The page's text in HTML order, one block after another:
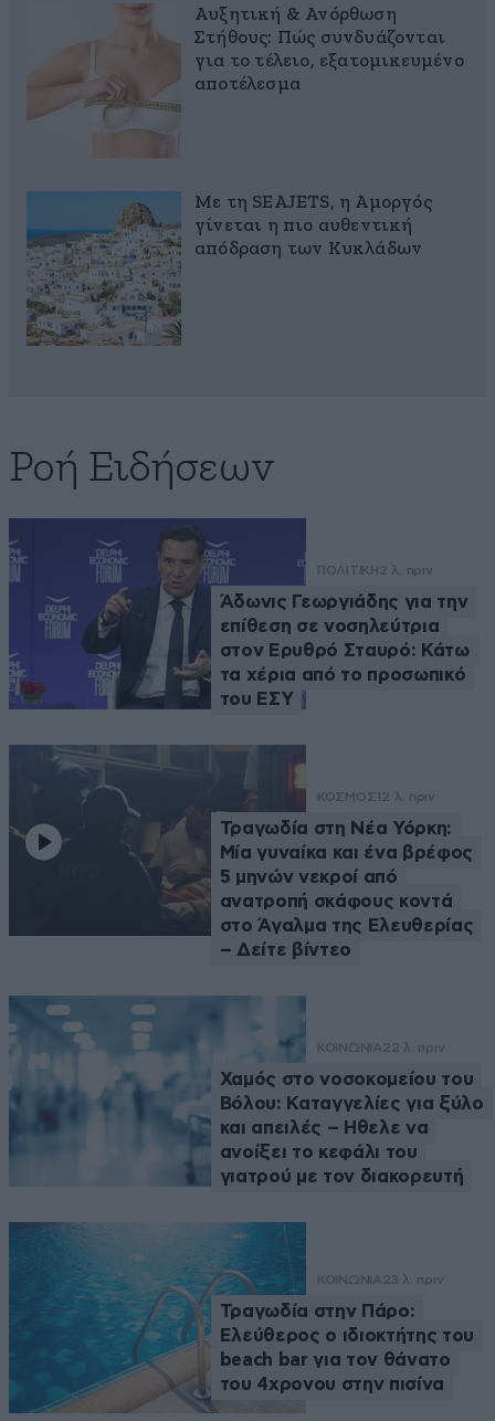
Αυξητική & Ανόρθωση
Στήθους: Πώς συνδυάζονται
για το τέλειο, εξατομικευμένο
αποτέλεσμα
Με τη SEAJETS, η Αμοργός
γίνεται η πιο αυθεντική
απόδραση των Κυκλάδων
Ροή Ειδήσεων
ΠΟΛΙΤΙΚΗ2 λ. πριν
Άδωνις Γεωργιάδης για την
επίθεση σε νοσηλεύτρια
στον Ερυθρό Σταυρό: Κάτω
τα χέρια από το προσωπικό
του ΕΣΥ
ΚΟΣΜΟΣ 12 λ. πριν
Τραγωδία στη Νέα Υόρκη:
Μία γυναίκα και ένα βρέφος
5 μηνών νεκροί από
ανατροπή σκάφους κοντά
στο Άγαλμα της Ελευθερίας
– Δείτε βίντεο
ΚΟΙΝΩΝΙΑ22 λ. πριν
Χαμός στο νοσοκομείου του
Βόλου: Καταγγελίες για ξύλο
και απειλές – Ηθελε να
ανοίξει το κεφάλι του
γιατρού με τον διακορευτή
ΚΟΙΝΩΝΙΑ23 λ. πριν
Τραγωδία στην Πάρο:
Ελεύθερος ο ιδιοκτήτης του
beach bar για τον θάνατο
του 4χρονου στην πισίνα